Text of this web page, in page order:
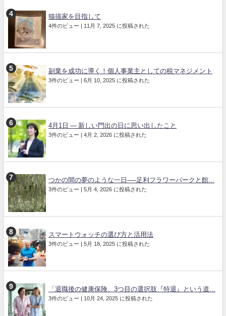
猫描家を目指して
4件のビュー | 11月 7, 2025 に投稿された
副業を成功に導く！個人事業主としての税マネジメント
3件のビュー | 6月 10, 2025 に投稿された
4月1日 ― 新しい門出の日に思い出したこと
3件のビュー | 4月 2, 2026 に投稿された
つかの間の夢のような一日──足利フラワーパークと館...
3件のビュー | 5月 4, 2026 に投稿された
スマートウォッチの選び方と活用法
3件のビュー | 5月 18, 2025 に投稿された
「退職後の健康保険、3つ目の選択肢『特退』という道...
3件のビュー | 10月 24, 2025 に投稿された